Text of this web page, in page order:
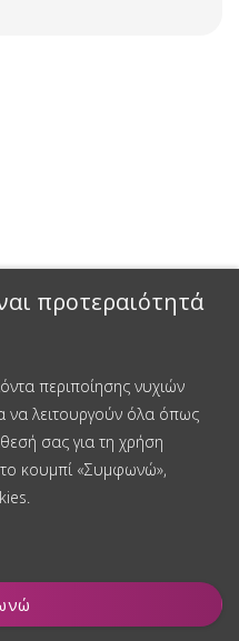
προτεραιότητά
περιποίησης νυχιών
να λειτουργούν όλα όπως
σας για τη χρήση
κουμπί «Συμφωνώ»,
15%
κερδίστε έκπτωση 15% στην
έκπτωση
δεδομένων προσωπικού